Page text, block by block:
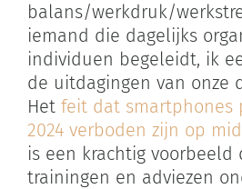
balans/werkdruk/
iemand die dagelijks
individuen begeleidt, ik
de uitdagingen van onze
Hetfeit dat smartphones
2024 verboden zijn op
is een krachtig voorbeeld
trainingen en adviezen